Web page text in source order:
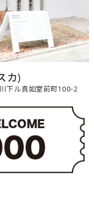
カ)
下ル真如堂前町100-2